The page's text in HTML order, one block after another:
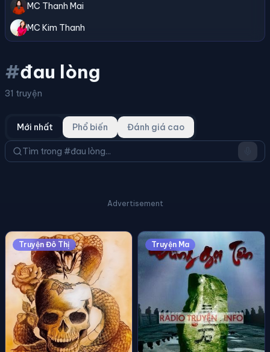
MC Thanh Mai
MC Kim Thanh
#đau lòng
31 truyện
Mới nhất Phổ biến Đánh giá cao
Advertisement
Truyện Đô Thị Truyện Ma